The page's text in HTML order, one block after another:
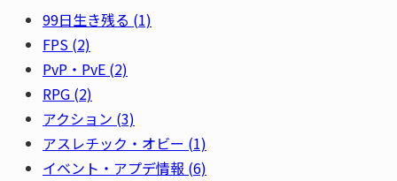
99日生き残る (1)
FPS (2)
PvP・PvE (2)
RPG (2)
アクション (3)
アスレチック・オビー (1)
イベント・アプデ情報 (6)